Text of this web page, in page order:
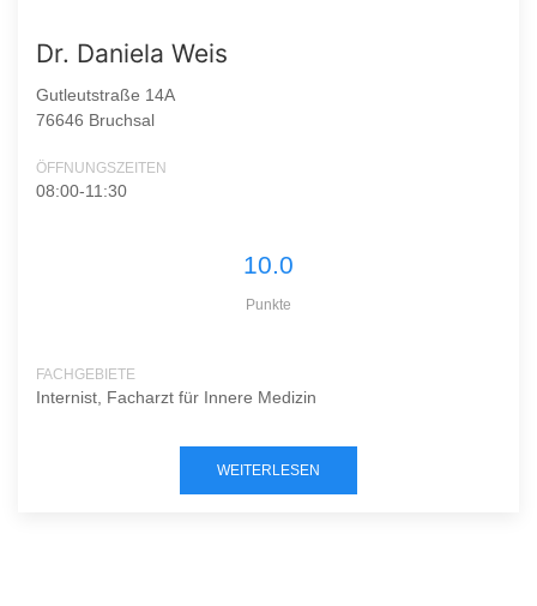
Dr. Daniela Weis
Gutleutstraße 14A
76646 Bruchsal
ÖFFNUNGSZEITEN
08:00-11:30
10.0
Punkte
FACHGEBIETE
Internist, Facharzt für Innere Medizin
WEITERLESEN